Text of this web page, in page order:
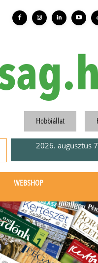
Hobbiállat
2026. augusztus
WEBSHOP